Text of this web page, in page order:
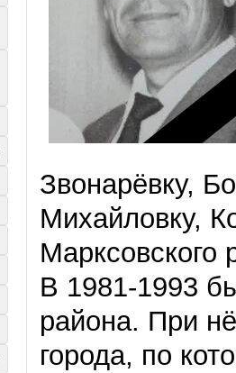
Звонарёвку,
Михайловку,
Марксовского
В 1981-1993
района. При
города, по